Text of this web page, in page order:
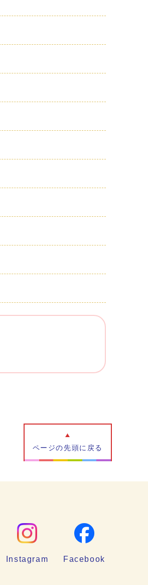
ページの先頭に戻る
Instagram Facebook